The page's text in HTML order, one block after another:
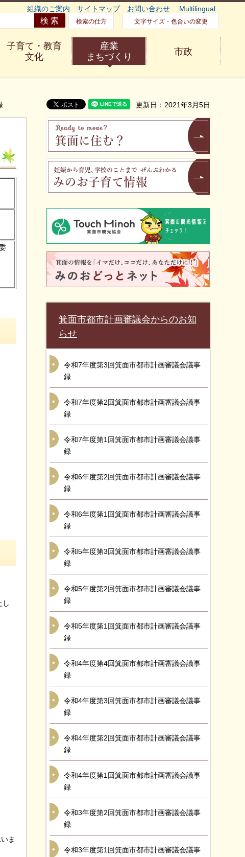
組織のご案内 サイトマップ お問い合わせ Multilingual
検索の仕方 文字サイズ・色合いの変更
子育て・教育
文化
産業
まちづくり
市政
更新日：2021年3月5日
し
ま
箕面市都市計画審議会からのお知
らせ
令和7年度第3回箕面市都市計画審議会議事
録
令和7年度第2回箕面市都市計画審議会議事
録
令和7年度第1回箕面市都市計画審議会議事
録
令和6年度第2回箕面市都市計画審議会議事
録
令和6年度第1回箕面市都市計画審議会議事
録
令和5年度第3回箕面市都市計画審議会議事
録
令和5年度第2回箕面市都市計画審議会議事
録
令和5年度第1回箕面市都市計画審議会議事
録
令和4年度第4回箕面市都市計画審議会議事
録
令和4年度第3回箕面市都市計画審議会議事
録
令和4年度第2回箕面市都市計画審議会議事
録
令和4年度第1回箕面市都市計画審議会議事
録
令和3年度第2回箕面市都市計画審議会議事
録
令和3年度第1回箕面市都市計画審議会議事